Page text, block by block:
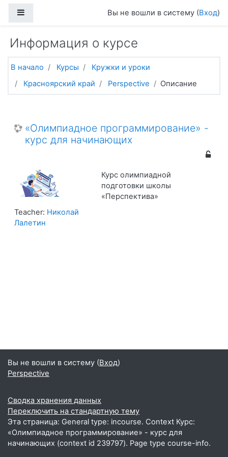
Вы не вошли в систему (Вход)
Информация о курсе
В начало Курсы
Кружки и уроки
Красноярский край
Perspective Описание
«Олимпиадное программирование» -
курс для начинающих
Курс олимпиадной
подготовки школы
«Перспектива»
Teacher: Николай
Лалетин
Вы не вошли в систему (Вход)
Perspective
Сводка хранения данных
Переключить на стандартную тему
Эта страница: General type: incourse. Context Курс:
«Олимпиадное программирование» - курс для
начинающих (context id 239797). Page type course-info.